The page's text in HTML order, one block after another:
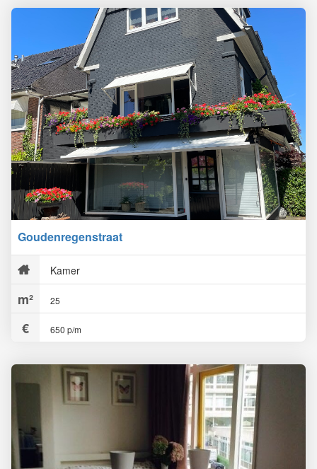
Goudenregenstraat
Kamer
25
650 p/m